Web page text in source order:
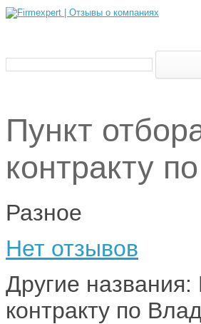
Пункт
контракту
Разное
Нет отзывов
Другие
контракту по